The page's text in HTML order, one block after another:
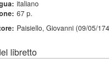
italiano
67 p.
Paisiello, Giovanni (09/05/
libretto